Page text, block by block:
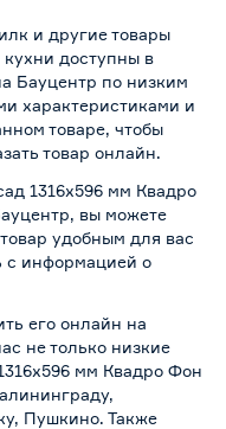
и другие товары
доступны в
Бауцентр по низким
характеристиками и
товаре, чтобы
товар онлайн.
1316х596 мм Квадро
вы можете
удобным для вас
с информацией о
его онлайн на
не только низкие
мм Квадро Фон
Пушкино. Также